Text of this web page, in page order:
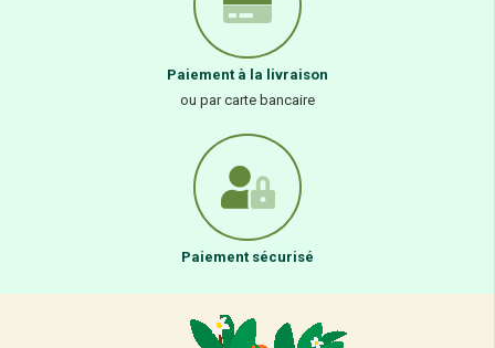
Paiement à la livraison
ou par carte bancaire
Paiement sécurisé